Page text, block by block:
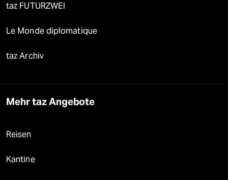
taz FUTURZWEI
Le Monde diplomatique
taz Archiv
Mehr taz Angebote
Reisen
Kantine